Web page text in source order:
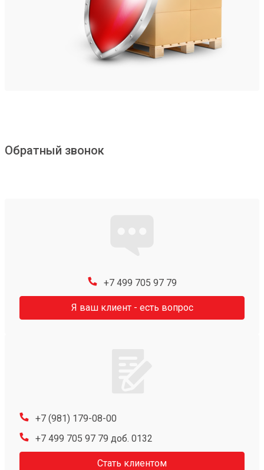
Обратный звонок
+7 499 705 97 79
Я ваш клиент - есть вопрос
+7 (981) 179-08-00
+7 499 705 97 79 доб. 0132
Стать клиентом